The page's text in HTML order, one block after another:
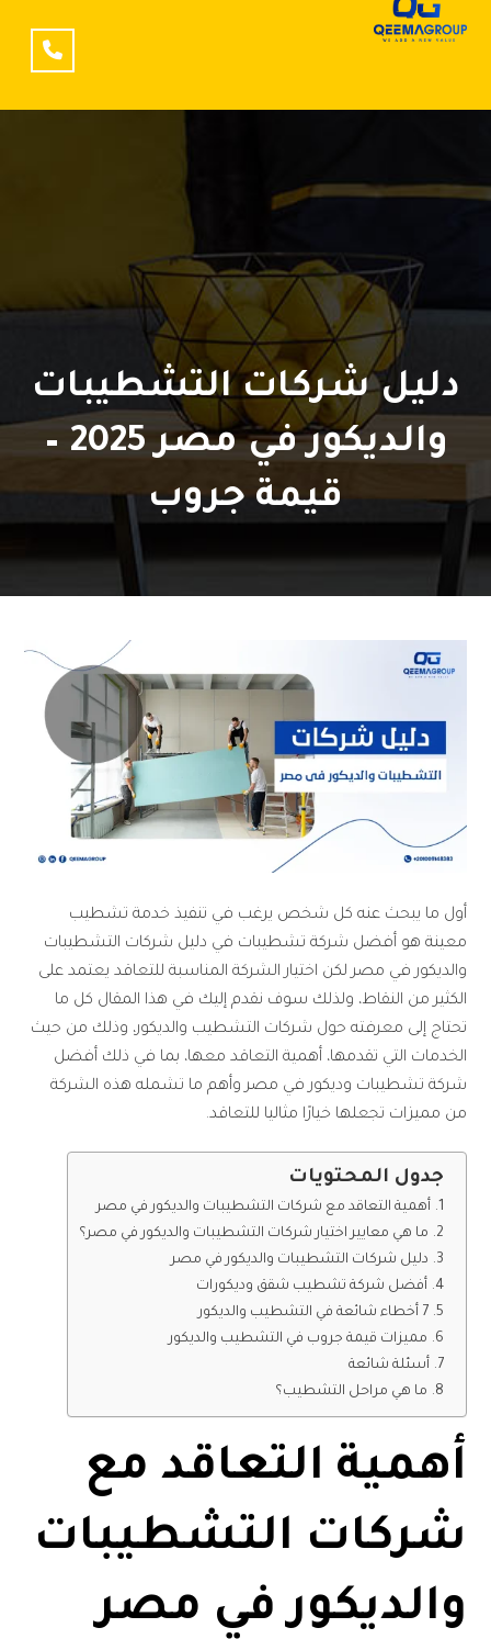
دليل شركات التشطيبات
والديكور في مصر 2025 –
قيمة جروب
أول ما يبحث عنه كل شخص يرغب في تنفيذ خدمة تشطيب
معينة هو أفضل شركة تشطيبات في دليل شركات التشطيبات
والديكور في مصر لكن اختيار الشركة المناسبة للتعاقد يعتمد على
الكثير من النقاط، ولذلك سوف نقدم إليك في هذا المقال كل ما
تحتاج إلى معرفته حول شركات التشطيب والديكور، وذلك من حيث
الخدمات التي تقدمها، أهمية التعاقد معها، بما في ذلك أفضل
شركة تشطيبات وديكور في مصر وأهم ما تشمله هذه الشركة
من مميزات تجعلها خيارًا مثاليا للتعاقد.
جدول المحتويات
أهمية التعاقد مع شركات التشطيبات والديكور في مصر
ما هي معايير اختيار شركات التشطيبات والديكور في مصر؟
دليل شركات التشطيبات والديكور في مصر
أفضل شركة تشطيب شقق وديكورات
7 أخطاء شائعة في التشطيب والديكور
مميزات قيمة جروب في التشطيب والديكور
أسئلة شائعة
ما هي مراحل التشطيب؟
أهمية التعاقد مع
شركات التشطيبات
والديكور في مصر